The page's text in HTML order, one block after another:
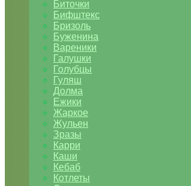
Биточки
Бифштекс
Бризоль
Буженина
Вареники
Галушки
Голубцы
Гуляш
Долма
Ежики
Жаркое
Жульен
Зразы
Карри
Каши
Кебаб
Котлеты